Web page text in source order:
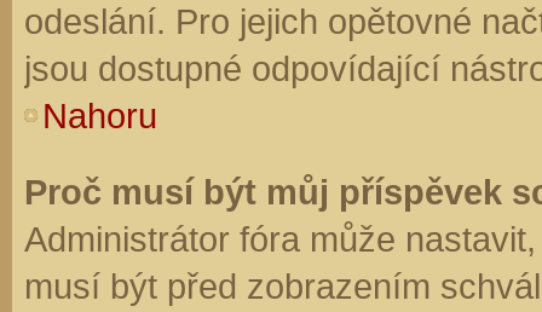
odeslání. Pro jejich opětovné
jsou dostupné odpovídající
Nahoru
Proč musí být můj příspěvek
Administrátor fóra může
musí být před zobrazením